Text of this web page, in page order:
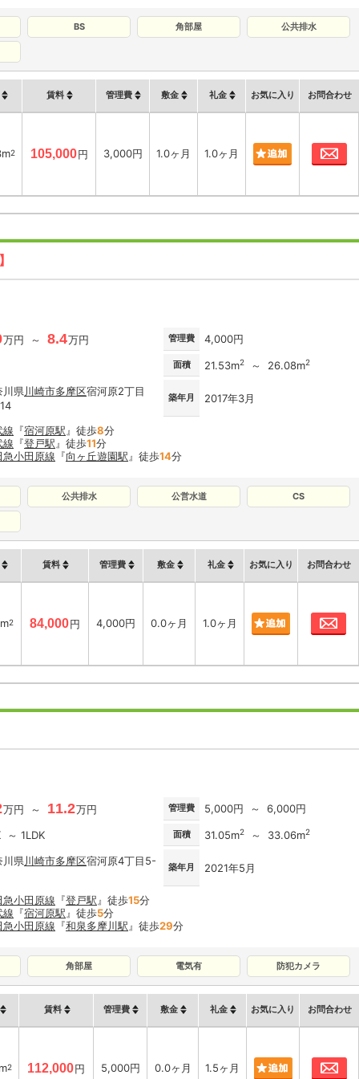
BS 角部屋 公共排水
賃料 管理費 敷金 礼金 お気に入り お問合わせ
2 105,000円 3,000円 1.0ヶ月 1.0ヶ月
万円 ～ 8.4万円 管理費 4,000円
面積 21.53m2 ～ 26.08m2
川県川崎市多摩区宿河原2丁目
築年月 2017年3月
線 『宿河原駅 』徒歩8分
線 『登戸駅 』徒歩11分
急小田原線 『向ヶ丘遊園駅 』徒歩14分
公共排水 公営水道 CS
賃料 管理費 敷金 礼金 お気に入り お問合わせ
2 84,000円 4,000円 0.0ヶ月 1.0ヶ月 お
万円 ～ 11.2万円 管理費 5,000円 ～ 6,000円
～ 1LDK 面積 31.05m2 ～ 33.06m2
川県川崎市多摩区宿河原4丁目5- 築年月 2021年5月
急小田原線 『登戸駅 』徒歩15分
線 『宿河原駅 』徒歩5分
急小田原線 『和泉多摩川駅 』徒歩29分
角部屋 電気有 防犯カメラ
賃料 管理費 敷金 礼金 お気に入り お問合わせ
2 112,000円 5,000円 0.0ヶ月 1.5ヶ月